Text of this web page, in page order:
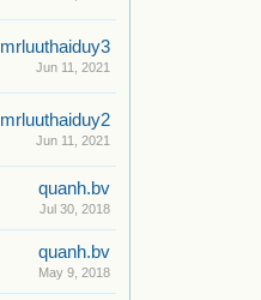
mrluuthaiduy3
Jun 11, 2021
mrluuthaiduy2
Jun 11, 2021
quanh.bv
Jul 30, 2018
quanh.bv
May 9, 2018